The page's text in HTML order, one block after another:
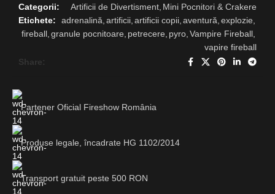
Categorii:
Artificii de Divertisment Mini Pocnitori & Crakere
Etichete:
adrenalină artificii artificii copii aventură explozie
fireball granule pocnitoare petrecere pyro Vampire Fireball
vapire fireball
Share:
Partener Oficial Fireshow România
Produse legale, încadrate HG 1102/2014
Transport gratuit peste 500 RON